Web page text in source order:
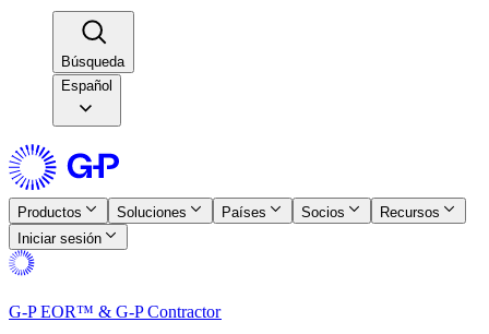
Búsqueda​​
Español
Productos​​ Soluciones​​ Países​​ Socios​​
Recursos​​
Iniciar sesión​​
G-P EOR™ & G-P Contractor​​